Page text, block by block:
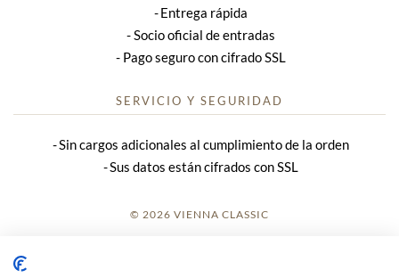
Entrega rápida
Socio oficial de entradas
Pago seguro con cifrado SSL
SERVICIO Y SEGURIDAD
Sin cargos adicionales al cumplimiento de la orden
Sus datos están cifrados con SSL
© 2026 VIENNA CLASSIC